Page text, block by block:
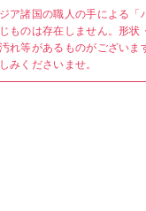
ア諸国の職人の手による「
ものは存在しません。形状
れ等があるものがございま
みくださいませ。